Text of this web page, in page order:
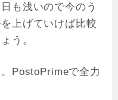
も浅いので今のう
上げていけば比較
う。
PostoPrimeで全力